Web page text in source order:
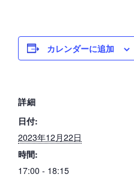
カレンダーに追加
詳細
日付:
2023年12月22日
時間:
17:00 - 18:15